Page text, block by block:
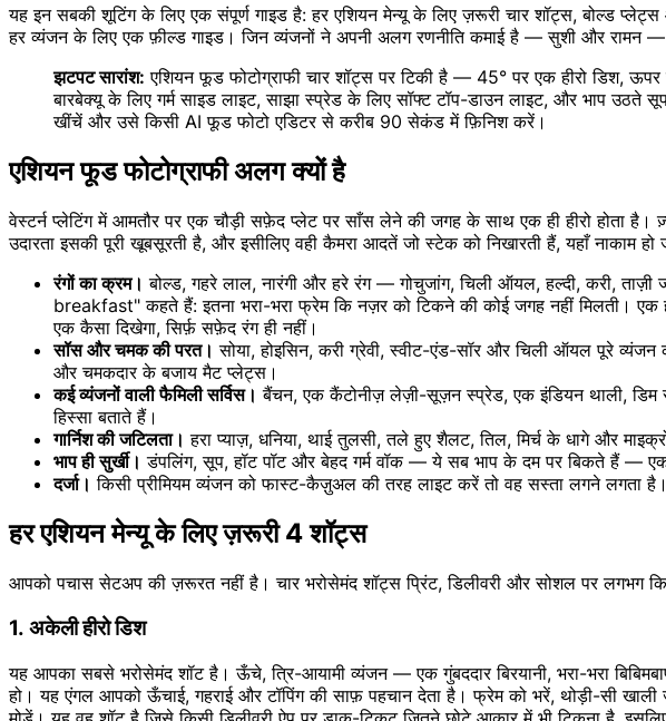
यह इन सबकी शूटिंग के लिए एक संपूर्ण गाइड है: हर एशियन मेन्यू के लिए ज़रूरी चार शॉट्स, बोल्ड
हर व्यंजन के लिए एक फ़ील्ड गाइड। जिन व्यंजनों ने अपनी अलग रणनीति कमाई है — सुशी और रामन
झटपट सारांश: एशियन फूड फोटोग्राफी चार शॉट्स पर टिकी है — 45° पर एक हीरो डिश,
बारबेक्यू के लिए गर्म साइड लाइट, साझा स्प्रेड के लिए सॉफ्ट टॉप-डाउन लाइट, और भाप
खींचें और उसे किसी AI फूड फोटो एडिटर से करीब 90 सेकंड में फ़िनिश करें।
एशियन फूड फोटोग्राफी अलग क्यों है
वेस्टर्न प्लेटिंग में आमतौर पर एक चौड़ी सफ़ेद प्लेट पर साँस लेने की जगह के साथ एक ही हीरो होता
उदारता इसकी पूरी खूबसूरती है, और इसीलिए वही कैमरा आदतें जो स्टेक को निखारती हैं, यहाँ
रंगों का क्रम। बोल्ड, गहरे लाल, नारंगी और हरे रंग — गोचुजांग, चिली ऑयल, हल्दी, करी,
breakfast" कहते हैं: इतना भरा-भरा फ्रेम कि नज़र को टिकने की कोई जगह नहीं मिलती।
एक कैसा दिखेगा, सिर्फ़ सफ़ेद रंग ही नहीं।
सॉस और चमक की परत। सोया, होइसिन, करी ग्रेवी, स्वीट-एंड-सॉर और चिली ऑयल पूरे
और चमकदार के बजाय मैट प्लेट्स।
कई व्यंजनों वाली फैमिली सर्विस। बैंचन, एक कैंटोनीज़ लेज़ी-सूज़न स्प्रेड, एक इंडियन थाली, डिम
हिस्सा बताते हैं।
गार्निश की जटिलता। हरा प्याज़, धनिया, थाई तुलसी, तले हुए शैलट, तिल, मिर्च के धागे और
भाप ही सुर्खी। डंपलिंग, सूप, हॉट पॉट और बेहद गर्म वॉक — ये सब भाप के दम पर बिकते हैं —
दर्जा। किसी प्रीमियम व्यंजन को फास्ट-कैज़ुअल की तरह लाइट करें तो वह सस्ता लगने लगता
हर एशियन मेन्यू के लिए ज़रूरी 4 शॉट्स
आपको पचास सेटअप की ज़रूरत नहीं है। चार भरोसेमंद शॉट्स प्रिंट, डिलीवरी और सोशल पर
1. अकेली हीरो डिश
यह आपका सबसे भरोसेमंद शॉट है। ऊँचे, त्रि-आयामी व्यंजन — एक गुंबददार बिरयानी, भरा-भरा
हो। यह एंगल आपको ऊँचाई, गहराई और टॉपिंग की साफ़ पहचान देता है। फ्रेम को भरें, थोड़ी-सी